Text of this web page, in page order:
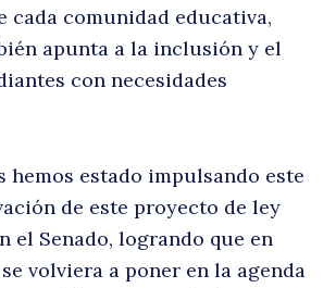
cada comunidad educativa,
apunta a la inclusión y el
con necesidades
hemos estado impulsando este
de este proyecto de ley
el Senado, logrando que en
volviera a poner en la agenda